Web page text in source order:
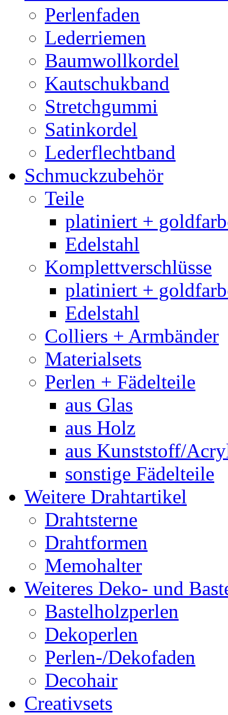
Perlenfaden
Lederriemen
Baumwollkordel
Kautschukband
Stretchgummi
Satinkordel
Lederflechtband
Schmuckzubehör
Teile
platiniert +
Edelstahl
Komplettverschlüsse
platiniert +
Edelstahl
Colliers + Armbänder
Materialsets
Perlen + Fädelteile
aus Glas
aus Holz
aus Kunststoff/
sonstige Fädelteile
Weitere Drahtartikel
Drahtsterne
Drahtformen
Memohalter
Weiteres Deko- und
Bastelholzperlen
Dekoperlen
Perlen-/Dekofaden
Decohair
Creativsets